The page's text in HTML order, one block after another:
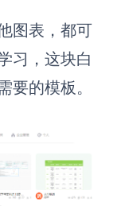
图表，都可
习，这块白
要的模板。